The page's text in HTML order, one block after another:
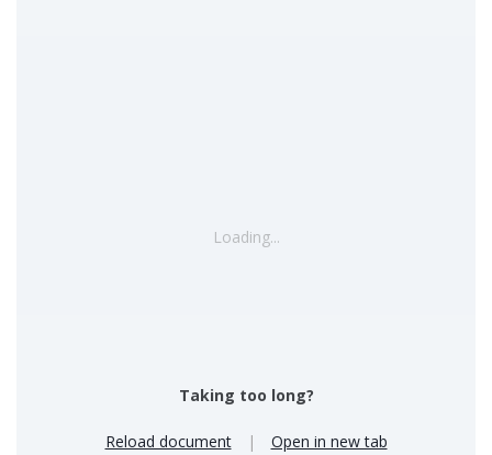
Loading...
Taking too long?
Reload document | Open in new tab